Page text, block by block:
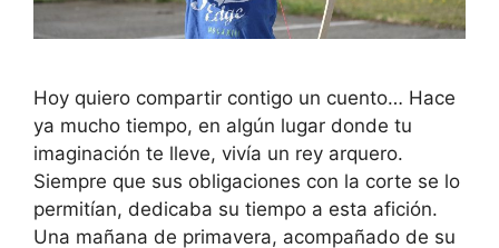
Hoy quiero compartir contigo un cuento… Hace
ya mucho tiempo, en algún lugar donde tu
imaginación te lleve, vivía un rey arquero.
Siempre que sus obligaciones con la corte se lo
permitían, dedicaba su tiempo a esta afición.
Una mañana de primavera, acompañado de su